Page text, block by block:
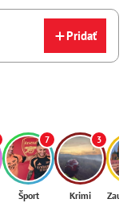
Pridať
7
Šport
3
Krimi